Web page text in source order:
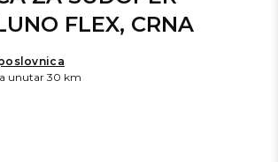
FLEX, CRNA
unutar 30 km